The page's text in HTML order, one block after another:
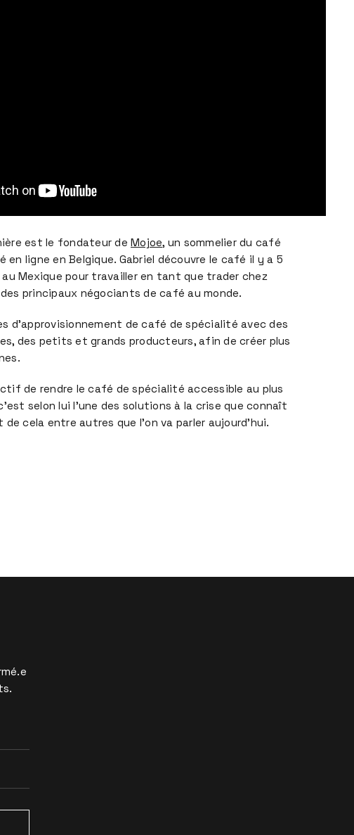
est le fondateur de Mojoe, un sommelier du café
en ligne en Belgique. Gabriel découvre le café il y a 5
au Mexique pour travailler en tant que trader chez
des principaux négociants de café au monde.
d’approvisionnement de café de spécialité avec des
des petits et grands producteurs, afin de créer plus
de rendre le café de spécialité accessible au plus
selon lui l’une des solutions à la crise que connaît
de cela entre autres que l’on va parler aujourd’hui.